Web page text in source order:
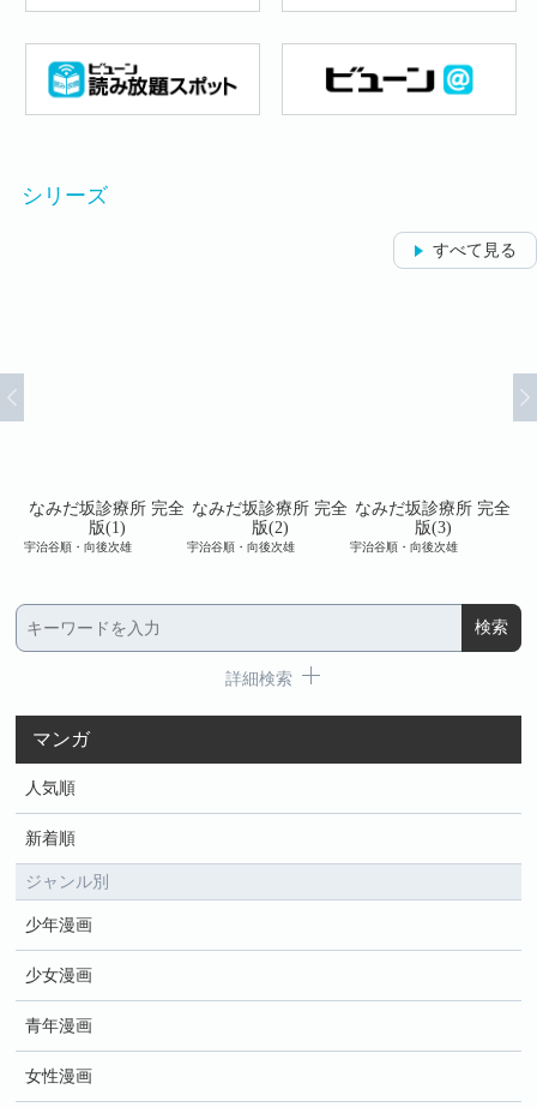
シリーズ
すべて見る
なみだ坂診療所 完全
版(1)
宇治谷順・向後次雄
なみだ坂診療所 完全
版(2)
宇治谷順・向後次雄
なみだ坂診療所 完全
版(3)
宇治谷順・向後次雄
詳細検索
マンガ
人気順
新着順
ジャンル別
少年漫画
少女漫画
青年漫画
女性漫画